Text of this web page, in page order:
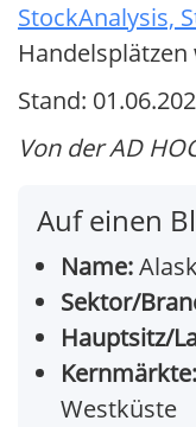
StockAnalysis,
Stand:
Von der AD
Auf einen
Name:
Sektor/
Hauptsitz/
Kernmärkte:
Westküste